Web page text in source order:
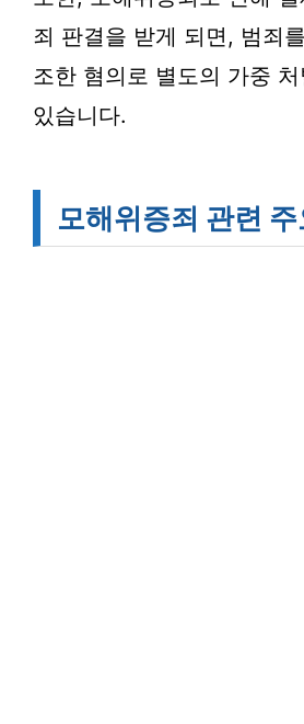
죄 판결을 받게 되면, 범죄
조한 혐의로 별도의 가중
있습니다.
모해위증죄 관련